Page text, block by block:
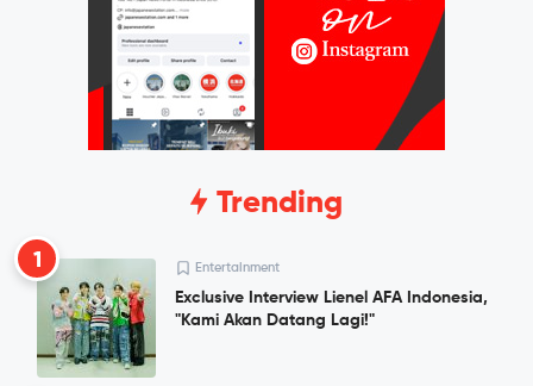
Trending
1 Entertainment
Exclusive Interview Lienel AFA Indonesia,
"Kami Akan Datang Lagi!"